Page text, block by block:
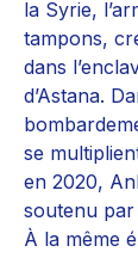
la Syrie,
tampons,
dans
d’Astana.
se
en 2020,
soutenu
À la même